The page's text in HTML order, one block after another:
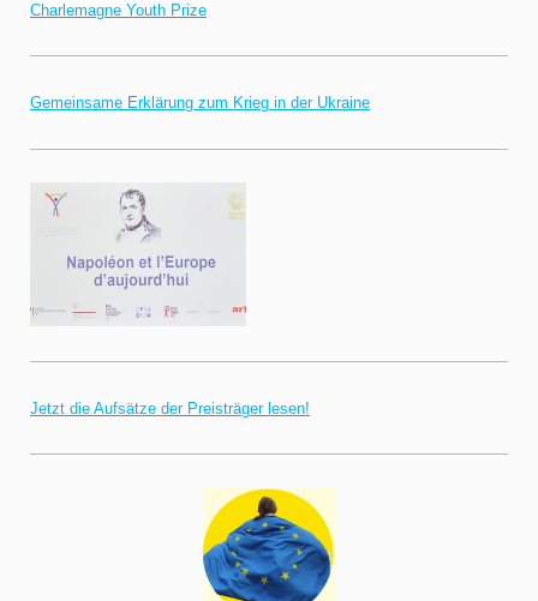
Charlemagne Youth Prize
Gemeinsame Erklärung zum Krieg in der Ukraine
Jetzt die Aufsätze der Preisträger lesen!